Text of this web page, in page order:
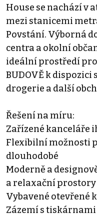
House se nachází v
mezi stanicemi
Povstání. Výborná
centra a okolní
ideální prostředí pro
BUDOVĚ k
drogerie a další
Řešení na míru:
Zařízené kanceláře
Flexibilní možnosti
dlouhodobé
Moderně a
a relaxační prostory
Vybavené otevřené
Zázemí s